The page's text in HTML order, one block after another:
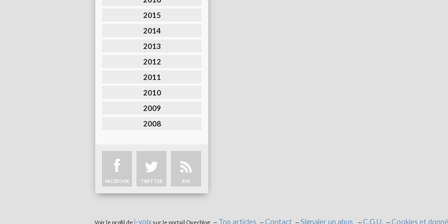
2015
2014
2013
2012
2011
2010
2009
2008
FACEBOOK TWITTER RSS
Voir le profil de i-voixsur le portail Overblog Top articles Contact Signaler un abus C.G.U. Cookies et